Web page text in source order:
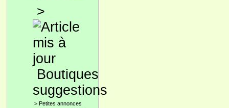
>
Boutiques
suggestions
> Petites annonces